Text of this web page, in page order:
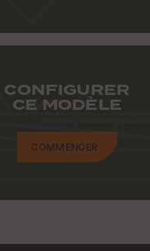
CONFIGURER
CE MODÈLE
COMMENCER